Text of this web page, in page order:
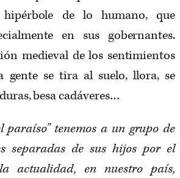
hipérbole de lo humano, que
en sus gobernantes.
medieval de los sentimientos
gente se tira al suelo, llora, se
besa cadáveres…
paraíso” tenemos a un grupo de
separadas de sus hijos por el
actualidad, en nuestro país,